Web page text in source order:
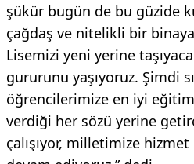
şükür bugün de bu güzide
çağdaş ve nitelikli bir
Lisemizi yeni yerine
gururunu yaşıyoruz. Şimdi
öğrencilerimize en iyi
verdiği her sözü yerine
çalışıyor, milletimize